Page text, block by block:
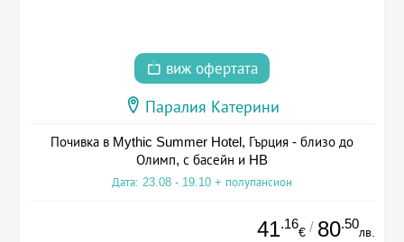
виж офертата
Паралия Катерини
Почивка в Mythic Summer Hotel, Гърция - близо до
Олимп, с басейн и HB
Дата: 23.08 - 19.10 + полупансион
41.16
€ / 80.50
лв.